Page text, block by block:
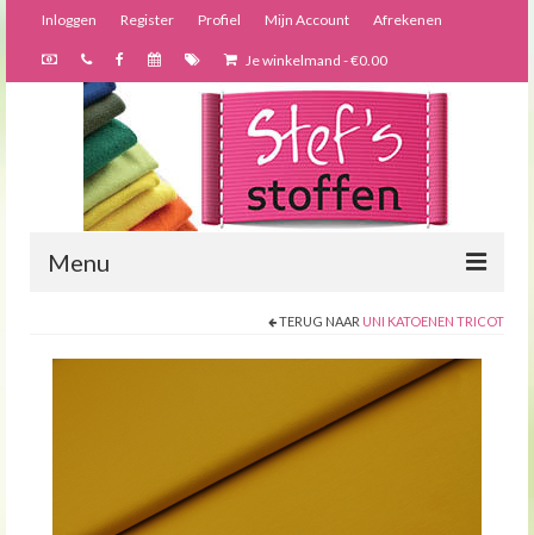
Inloggen Register Profiel Mijn Account Afrekenen
Je winkelmand -€0.00
Menu
Over ons
TERUG NAAR UNI KATOENEN TRICOT